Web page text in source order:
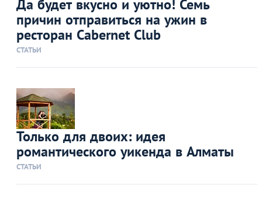
Да будет вкусно и уютно! Семь
причин отправиться на ужин в
ресторан Cabernet Club
СТАТЬИ
Только для двоих: идея
романтического уикенда в Алматы
СТАТЬИ